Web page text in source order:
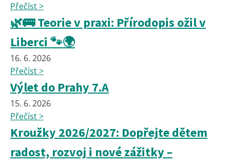
Přečíst >
🌿🚌 Teorie v praxi: Přírodopis ožil v
Liberci 🐾🌍
16. 6. 2026
Přečíst >
Výlet do Prahy 7.A
15. 6. 2026
Přečíst >
Kroužky 2026/2027: Dopřejte dětem
radost, rozvoj i nové zážitky –